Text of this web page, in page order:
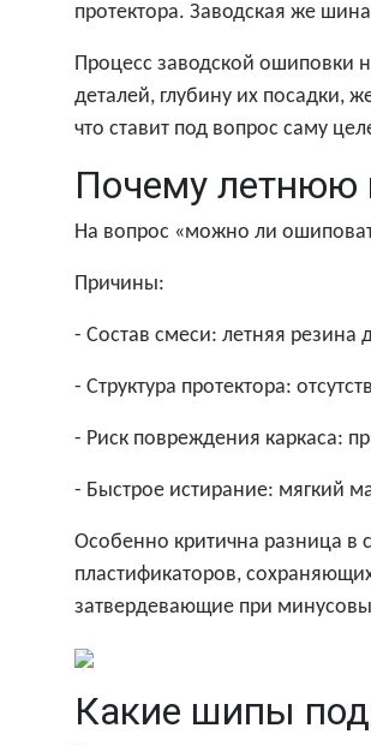
протектора. Заводская же
Процесс заводской ошиповки
деталей, глубину их посадки,
что ставит под вопрос саму
Почему летнюю
На вопрос «можно ли
Причины:
- Состав смеси: летняя резина
- Структура протектора:
- Риск повреждения каркаса:
- Быстрое истирание: мягкий
Особенно критична разница в
пластификаторов,
затвердевающие при
Какие шипы